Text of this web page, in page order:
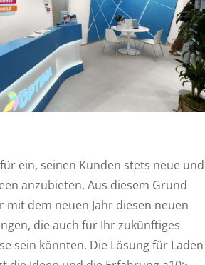
ein, seinen Kunden stets neue und
anzubieten. Aus diesem Grund
dem neuen Jahr diesen neuen
die auch für Ihr zukünftiges
sein könnten. Die Lösung für Laden